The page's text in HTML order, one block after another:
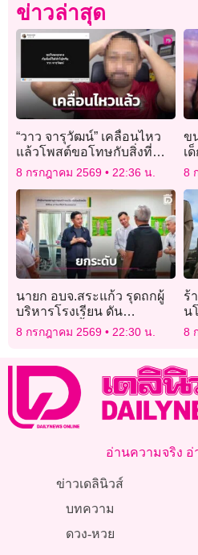
ข่าวล่าสุด
“วาว จารุวัฒน์” เคลื่อนไหว
แล้วโพสต์ขอโทษกับสิ่งที่ทำ
ไป
8 กรกฎาคม 2569 22:36 น.
ข
เ
เ
8
นายก อบจ.สระแก้ว รุดถกผู้
บริหารโรงเรียน ดัน
เทคโนโลยีล้ำ-ระบบดูแลราย
บุคคล
8 กรกฎาคม 2569 22:30 น.
ร้
น
ลู
8
อ่านความจริง อ่
ข่าวเดลินิวส์
บทความ
ดวง-หวย